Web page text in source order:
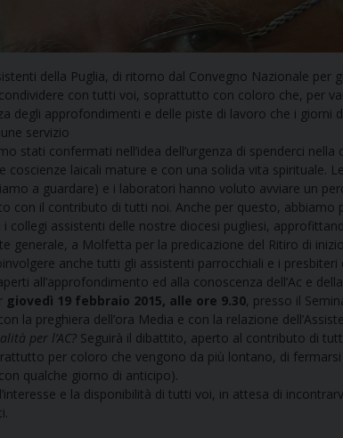
della Puglia, di ritorno dal Convegno Nazionale per
con tutti voi, soprattutto con coloro che, per
degli approfondimenti e delle piste di lavoro che i giorni
servizio
stati confermati nell’idea dell’urgenza di spenderci
coscienze laicali mature e con una solida vita spirituale.
a guardare) e i laboratori hanno voluto avviare un
con il contributo di tutti noi. Anche per questo,
collegi assistenti delle nostre diocesi pugliesi,
generale, a Molfetta per la predicazione del Ritiro di
anche tutti gli assistenti parrocchiali e i presbiteri
all’approfondimento ed alla conoscenza dell’Ac e
giovedì 19 febbraio 2015, alle ore 9.30, presso il
la preghiera dell’ora Media e con la relazione
per l’AC? Seguirà il dibattito, aperto al contributo di
per coloro che vengono da più lontano, di
qualche giorno di anticipo).
e la disponibilità di tutti voi, in attesa di